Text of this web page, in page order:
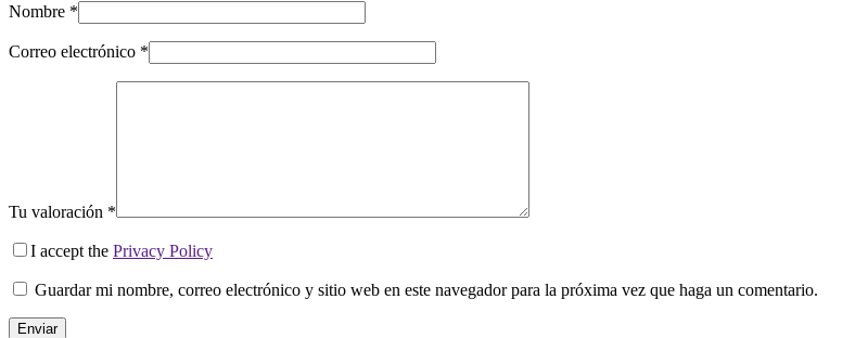
Nombre *
Correo electrónico *
Tu valoración *
I accept the Privacy Policy
Guardar mi nombre, correo electrónico y sitio web en este navegador para la próxima vez que haga un comentario.
Enviar